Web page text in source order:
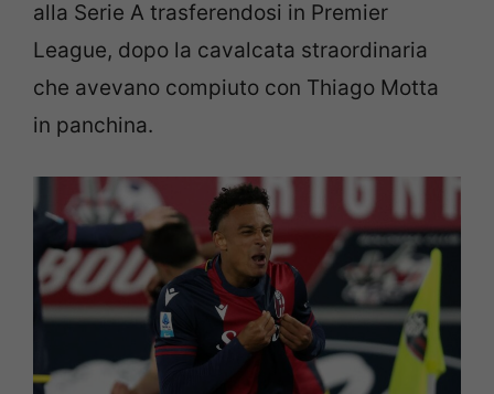
alla Serie A trasferendosi in Premier
League, dopo la cavalcata straordinaria
che avevano compiuto con Thiago Motta
in panchina.